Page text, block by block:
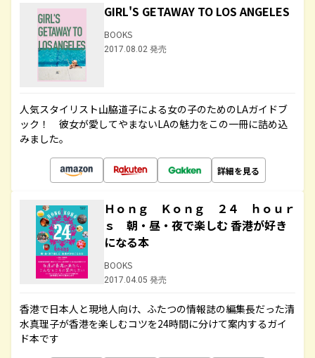
GIRL'S GETAWAY TO LOS ANGELES
BOOKS
2017.08.02 発売
人気スタイリスト山脇道子による女の子のためのLAガイドブ
ック！ 彼女が愛してやまないLAの魅力をこの一冊に詰め込
みました。
詳細を見る
Ｈｏｎｇ Ｋｏｎｇ ２４ ｈｏｕｒ
ｓ 朝・昼・夜で楽しむ 香港が好き
になる本
BOOKS
2017.04.05 発売
香港で日本人と現地人向け、ふたつの情報誌の編集長だった清
水真理子が香港を楽しむコツを24時間に分けて案内するガイ
ド本です